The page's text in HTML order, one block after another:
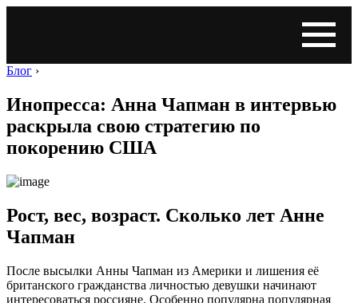
Блог ›
Инопресса: Анна Чапман в интервью
раскрыла свою стратегию по
покорению США
Рост, вес, возраст. Сколько лет Анне
Чапман
После высылки Анны Чапман из Америки и лишения её
британского гражданства личностью девушки начинают
интересоваться россияне. Особенно популярна популярная